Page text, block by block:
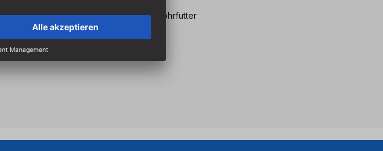
Rundschaft für extrem sicheren Halt im Bohrfutter